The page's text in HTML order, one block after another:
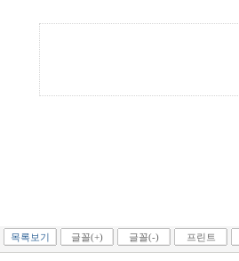
목록보기 글꼴(+) 글꼴(-) 프린트